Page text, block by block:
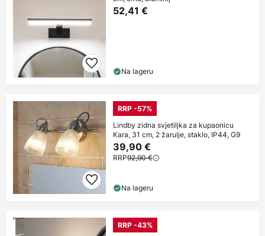
52,41 €
Na lageru
RRP -57%
Lindby zidna svjetiljka za kupaonicu
Kara, 31 cm, 2 žarulje, staklo, IP44, G9
39,90 €
RRP92,90 €
Na lageru
RRP -43%